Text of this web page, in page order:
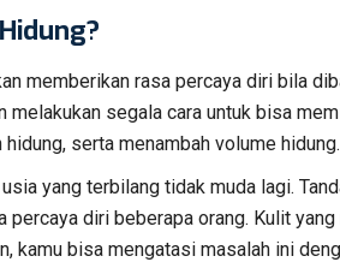
memberikan rasa percaya diri bila
melakukan segala cara untuk bisa
serta menambah volume hidung.
yang terbilang tidak muda lagi.
percaya diri beberapa orang. Kulit
kamu bisa mengatasi masalah ini